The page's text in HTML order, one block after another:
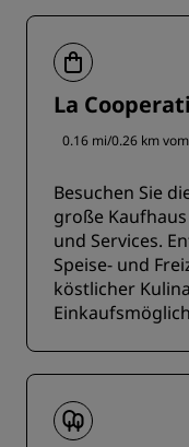
La
0.16 mi/0.26 km
Besuchen Sie
große
und Services.
Speise- und
köstlicher